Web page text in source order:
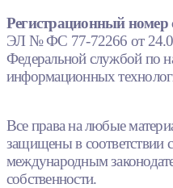
Регистрационный номер
ЭЛ № ФС 77-72266 от
Федеральной службой по
информационных
Все права на любые
защищены в соответствии
международным
собственности.